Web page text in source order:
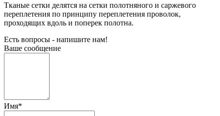
Тканые сетки делятся на сетки полотняного и саржевого
переплетения по принципу переплетения проволок,
проходящих вдоль и поперек полотна.
Есть вопросы - напишите нам!
Ваше сообщение
Имя*